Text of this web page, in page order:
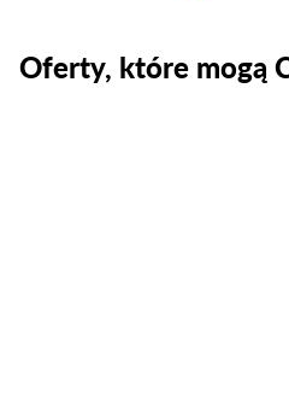
Oferty, które mogą